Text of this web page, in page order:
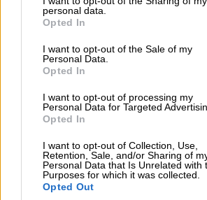
personal data.
Opted In
I want to opt-out of the Sale of my
Personal Data.
Opted In
I want to opt-out of processing my
Personal Data for Targeted
Opted In
I want to opt-out of Collection, Use,
Retention, Sale, and/or Sharing of
Personal Data that Is Unrelated with
Purposes for which it was collected.
Opted Out
Αμπελώνα
«Πόσα θέλεις για το κορίτσι;»: